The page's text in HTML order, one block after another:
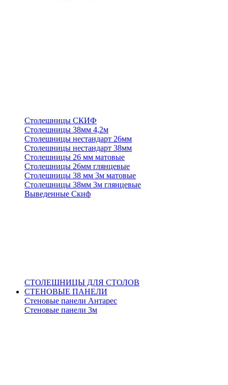
Столешницы СКИФ
Столешницы 38мм 4,2м
Столешницы нестандарт 26мм
Столешницы нестандарт 38мм
Столешницы 26 мм матовые
Столешницы 26мм глянцевые
Столешницы 38 мм 3м матовые
Столешницы 38мм 3м глянцевые
Выведенные Скиф
СТОЛЕШНИЦЫ ДЛЯ СТОЛОВ
СТЕНОВЫЕ ПАНЕЛИ
Стеновые панели Антарес
Стеновые панели 3м